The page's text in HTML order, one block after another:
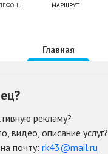
МАРШРУТ
Главная
рекламу?
видео, описание услуг?
почту: rk43@mail.ru